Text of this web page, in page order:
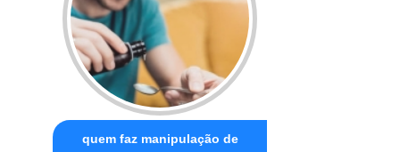
quem faz manipulação de